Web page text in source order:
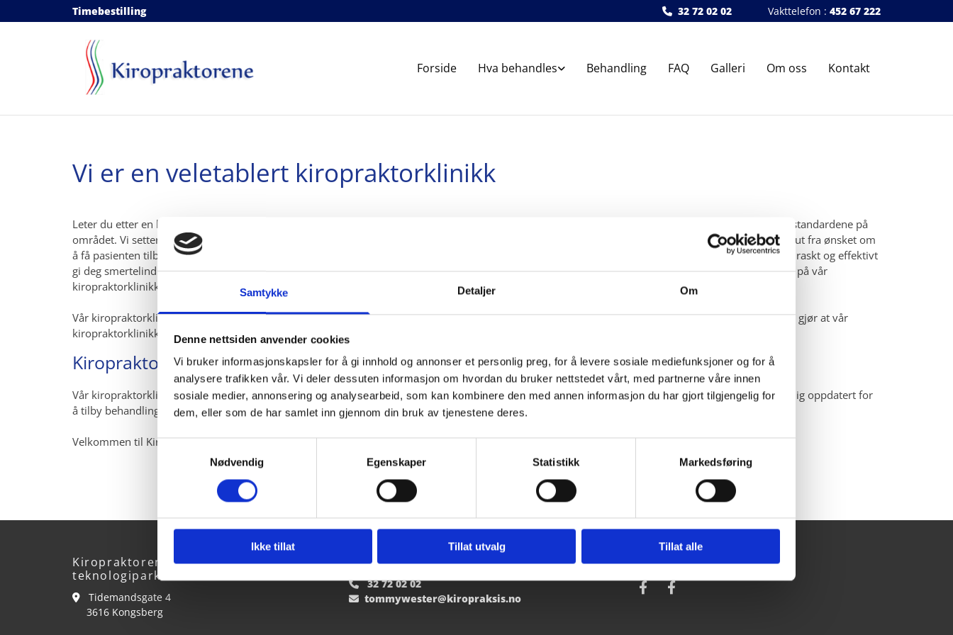
Samtykke Detaljer Om
Denne nettsiden anvender cookies
Vi bruker informasjonskapsler for å gi innhold og annonser et personlig preg, for å levere sosiale mediefunksjoner og for å
analysere trafikken vår. Vi deler dessuten informasjon om hvordan du bruker nettstedet vårt, med partnerne våre innen
sosiale medier, annonsering og analysearbeid, som kan kombinere den med annen informasjon du har gjort tilgjengelig for
dem, eller som de har samlet inn gjennom din bruk av tjenestene deres.
Samtykkevalg
Nødvendig
Egenskaper Statistikk Markedsføring
Ikke tillat Tillat utvalg Tillat alle
Timebestilling  32 72 02 02 Vakttelefon : 452 67 222
Forside Hva behandles Behandling FAQ Galleri Om oss Kontakt
Vi er en veletablert kiropraktorklinikk
Leter du etter en kiropraktorklinikk? Kiropraktorene i Kongsberg en anerkjent kiropraktorklinikk som tilbyr behandlinger i harmoni med de høyeste standardene på
området. Vi setter pasienten i sentrum slik at alle behandlinger på vår kiropraktorklinikk alltid tar utgangspunkt i akkurat din situasjon. Vi behandler ut fra ønsket om
å få pasienten tilbake i normal aktivitet raskest mulig. Har du smerter som begrenser din bevegelighet i betraktelig omfang sørger vi for å skånsomt, raskt og effektivt
gi deg smertelindring og gjenopprette normal bevegelighet. Vi har behandlet en lang rekke fornøyde pasienter med både kroniske og akutte smerter på vår
kiropraktorklinikk.
Vår kiropraktorklinikk er lokalisert i Kongsberg Teknologipark og råder over moderne og innbydende fasiliteter. Kongsbergs velutbygde infrastruktur gjør at vår
kiropraktorklinikk også er et opplagt valg for pasienter i nærområdet som for eksempel Notodden og Numedal.
Kiropraktorklinikk med solid kompetanse og lang erfaring
Vår kiropraktorklinikk preges av høy yrkesstolthet. I oss har du med andre ord en aktør som vekter sin faglighet meget høyt og holder seg kontinuerlig oppdatert for
å tilby behandlinger etter de høyeste standardene. I alle våre behandlinger er det utelukkende anerkjente teknikker som implementeres.
Velkommen til Kiropraktorene.
Kiropraktorene ved Kongsberg
teknologipark

Tidemandsgate 4
3616 Kongsberg
Kontakt oss
 32 72 02 02
 tommywester@kiropraksis.no
Sosiale medier